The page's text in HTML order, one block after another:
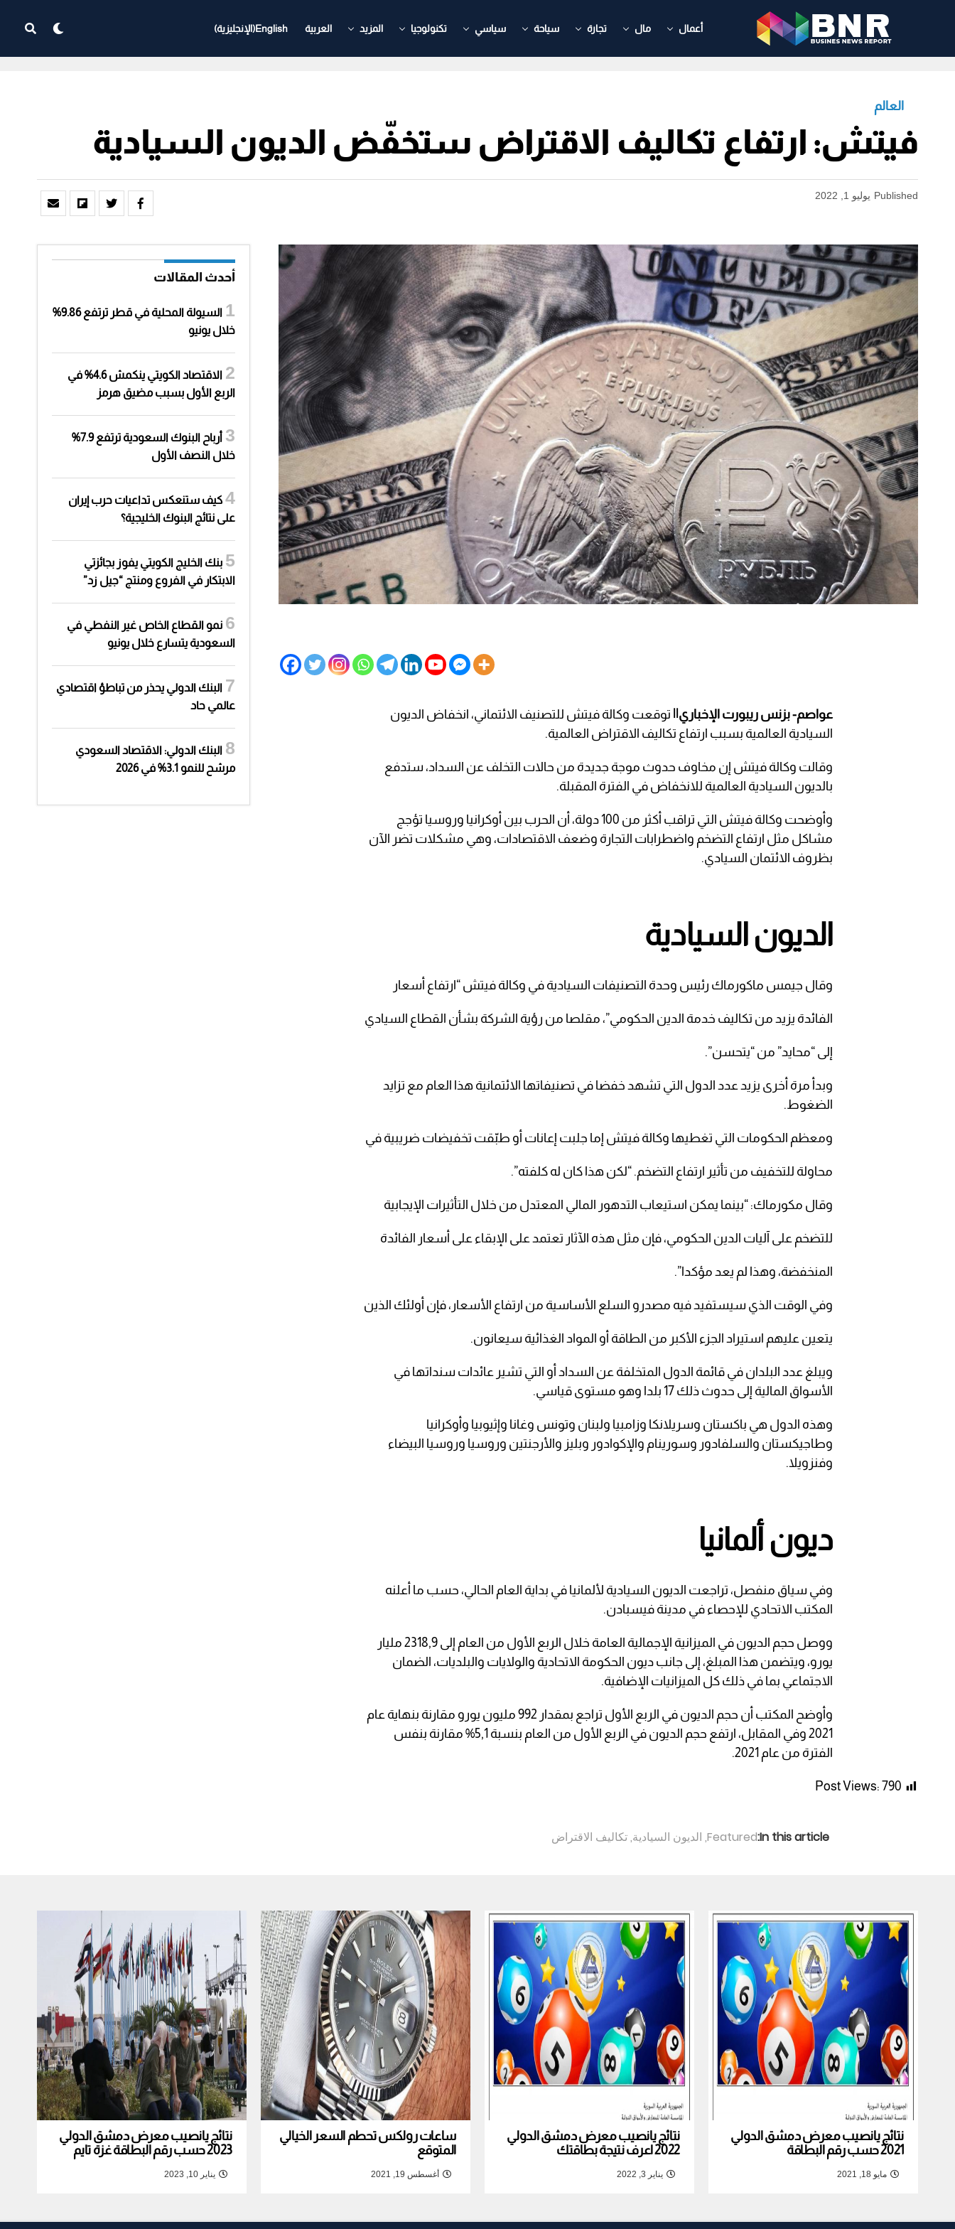
أعمال مال تجارة سياحة سياسي تكنولوجيا المزيد العربية English
(الإنجليزية)
العالم
فيتش: ارتفاع تكاليف الاقتراض ستخفّض الديون السيادية
Published يوليو 1, 2022
عواصم- بزنس ريبورت الإخباري|| توقعت وكالة فيتش للتصنيف الائتماني، انخفاض الديون
السيادية العالمية بسبب ارتفاع تكاليف الاقتراض العالمية.
وقالت وكالة فيتش إن مخاوف حدوث موجة جديدة من حالات التخلف عن السداد، ستدفع
بالديون السيادية العالمية للانخفاض في الفترة المقبلة.
وأوضحت وكالة فيتش التي تراقب أكثر من 100 دولة، أن الحرب بين أوكرانيا وروسيا تؤجج
مشاكل مثل ارتفاع التضخم واضطرابات التجارة وضعف الاقتصادات، وهي مشكلات تضر الآن
بظروف الائتمان السيادي.
الديون السيادية
وقال جيمس ماكورماك رئيس وحدة التصنيفات السيادية في وكالة فيتش “ارتفاع أسعار
الفائدة يزيد من تكاليف خدمة الدين الحكومي”، مقلصا من رؤية الشركة بشأن القطاع السيادي
إلى “محايد” من “يتحسن”.
وبدأ مرة أخرى يزيد عدد الدول التي تشهد خفضا في تصنيفاتها الائتمانية هذا العام مع تزايد
الضغوط.
ومعظم الحكومات التي تغطيها وكالة فيتش إما جلبت إعانات أو طبّقت تخفيضات ضريبية في
محاولة للتخفيف من تأثير ارتفاع التضخم. “لكن هذا كان له كلفته”.
وقال مكورماك: “بينما يمكن استيعاب التدهور المالي المعتدل من خلال التأثيرات الإيجابية
للتضخم على آليات الدين الحكومي، فإن مثل هذه الآثار تعتمد على الإبقاء على أسعار الفائدة
المنخفضة، وهذا لم يعد مؤكدا”.
وفي الوقت الذي سيستفيد فيه مصدرو السلع الأساسية من ارتفاع الأسعار، فإن أولئك الذين
يتعين عليهم استيراد الجزء الأكبر من الطاقة أو المواد الغذائية سيعانون.
ويبلغ عدد البلدان في قائمة الدول المتخلفة عن السداد أو التي تشير عائدات سنداتها في
الأسواق المالية إلى حدوث ذلك 17 بلدا وهو مستوى قياسي.
وهذه الدول هي باكستان وسريلانكا وزامبيا ولبنان وتونس وغانا وإثيوبيا وأوكرانيا
وطاجيكستان والسلفادور وسورينام والإكوادور وبليز والأرجنتين وروسيا وروسيا البيضاء
وفنزويلا.
ديون ألمانيا
وفي سياق منفصل، تراجعت الديون السيادية لألمانيا في بداية العام الحالي، حسب ما أعلنه
المكتب الاتحادي للإحصاء في مدينة فيسبادن.
ووصل حجم الديون في الميزانية الإجمالية العامة خلال الربع الأول من العام إلى 2318,9 مليار
يورو، ويتضمن هذا المبلغ، إلى جانب ديون الحكومة الاتحادية والولايات والبلديات، الضمان
الاجتماعي بما في ذلك كل الميزانيات الإضافية.
وأوضح المكتب أن حجم الديون في الربع الأول تراجع بمقدار 992 مليون يورو مقارنة بنهاية عام
2021 وفي المقابل، ارتفع حجم الديون في الربع الأول من العام بنسبة 5,1% مقارنة بنفس
الفترة من عام 2021.
Post Views: 790
In this article:
Featured
, الديون السيادية,تكاليف الاقتراض
أحدث المقالات
السيولة المحلية في قطر ترتفع 9.86%
خلال يونيو
الاقتصاد الكويتي ينكمش 4.6% في
الربع الأول بسبب مضيق هرمز
أرباح البنوك السعودية ترتفع 7.9%
خلال النصف الأول
كيف ستنعكس تداعيات حرب إيران
على نتائج البنوك الخليجية؟
بنك الخليج الكويتي يفوز بجائزتي
الابتكار في الفروع ومنتج “جيل زد”
نمو القطاع الخاص غير النفطي في
السعودية يتسارع خلال يونيو
البنك الدولي يحذر من تباطؤ اقتصادي
عالمي حاد
البنك الدولي: الاقتصاد السعودي
مرشح للنمو 3.1% في 2026
نتائج يانصيب معرض دمشق الدولي
2021 حسب رقم البطاقة
مايو 18, 2021
نتائج يانصيب معرض دمشق الدولي
2022 اعرف نتيجة بطاقتك
يناير 3, 2022
ساعات رولكس تحطم السعر الخيالي
المتوقع
أغسطس 19, 2021
نتائج يانصيب معرض دمشق الدولي
2023 حسب رقم البطاقة غزة تايم
يناير 10, 2023